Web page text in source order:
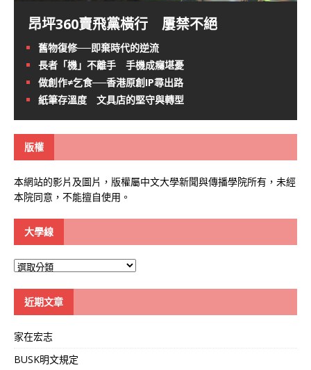
昂坪360賣飛黨橫行 屢禁不絕
舊物復修──即棄時代的逆流
長者「機」不離手 手機成癮堪憂
做創作≠乞食──香港原創IP尋出路
紙筆存溫度 文具店的堅守與轉型
版權
本網站的影片及圖片，版權屬中文大學新聞與傳播學院所有，未經
本院同意，不能擅自使用。
大學線
大
近期文章
家在宏志
BUSK明文規定